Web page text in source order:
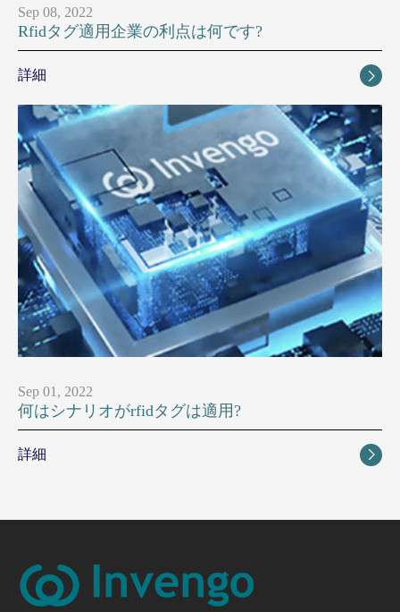
Sep 08, 2022
Rfidタグ適用企業の利点は何です?
詳細 
Sep 01, 2022
何はシナリオがrfidタグは適用?
詳細 